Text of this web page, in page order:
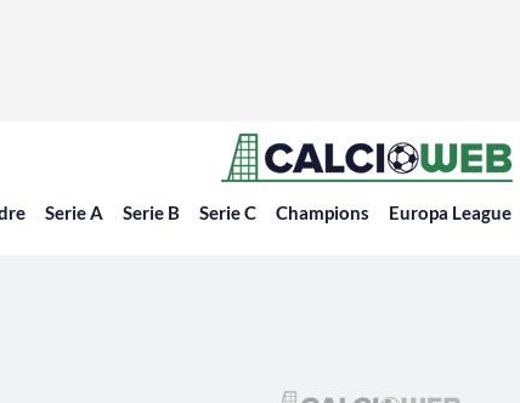
Serie A Serie B Serie C Champions Europa League